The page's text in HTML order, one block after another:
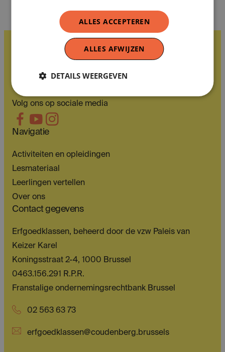
Halte 12. Wayezstraat –
leerling
Volg ons op sociale media
Navigatie
Activiteiten en opleidingen
Lesmateriaal
Leerlingen vertellen
Over ons
Contact gegevens
Erfgoedklassen, beheerd door de vzw Paleis van
Keizer Karel
Koningsstraat 2-4, 1000 Brussel
0463.156.291 R.P.R.
Franstalige ondernemingsrechtbank Brussel
02 563 63 73
erfgoedklassen@coudenberg.brussels
ALLES ACCEPTEREN
ALLES AFWIJZEN
DETAILS WEERGEVEN